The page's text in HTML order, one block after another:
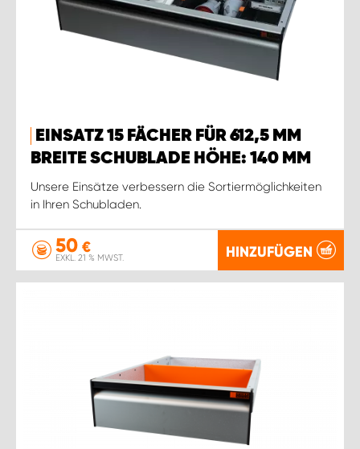
EINSATZ 15 FÄCHER FÜR 612,5 MM
BREITE SCHUBLADE HÖHE: 140 MM
Unsere Einsätze verbessern die Sortiermöglichkeiten
in Ihren Schubladen.
50 €
EXKL. 21 % MWST. HINZUFÜGEN